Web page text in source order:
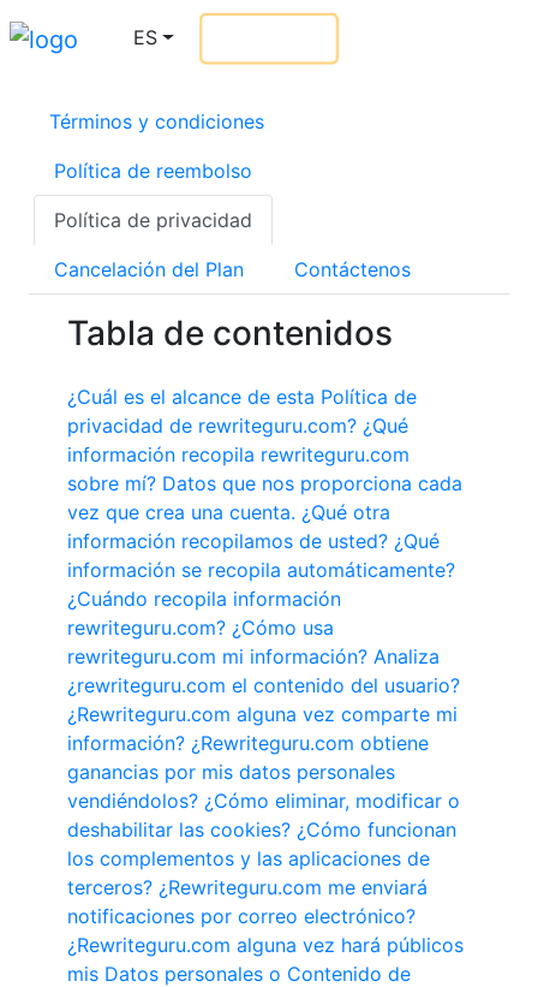
ES
Términos y condiciones
Política de reembolso
Política de privacidad
Cancelación del Plan Contáctenos
Tabla de contenidos
¿Cuál es el alcance de esta Política de
privacidad de rewriteguru.com? ¿Qué
información recopila rewriteguru.com
sobre mí? Datos que nos proporciona cada
vez que crea una cuenta. ¿Qué otra
información recopilamos de usted? ¿Qué
información se recopila automáticamente?
¿Cuándo recopila información
rewriteguru.com? ¿Cómo usa
rewriteguru.com mi información? Analiza
¿rewriteguru.com el contenido del usuario?
¿Rewriteguru.com alguna vez comparte mi
información? ¿Rewriteguru.com obtiene
ganancias por mis datos personales
vendiéndolos? ¿Cómo eliminar, modificar o
deshabilitar las cookies? ¿Cómo funcionan
los complementos y las aplicaciones de
terceros? ¿Rewriteguru.com me enviará
notificaciones por correo electrónico?
¿Rewriteguru.com alguna vez hará públicos
mis Datos personales o Contenido de